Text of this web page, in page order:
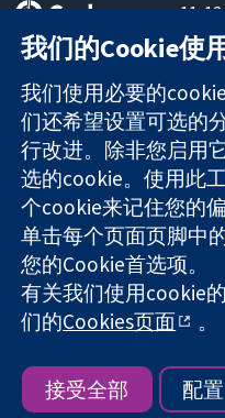
可信任的证据
知情决定
更完善的医疗健
康
11-13
W1G
The Cochrane Collaboration
company limited by
England & Wales. VAT
版权所有：© 2026 Cochrane
我们的Cookie使
我们使用必要的
们还希望设置可选的
行改进。除非您启用
选的cookie。使用此
个cookie来记住您的
单击每个页面页脚中
您的Cookie首选项。
有关我们使用cookie
们的Cookies页面 。
接受全部 配置